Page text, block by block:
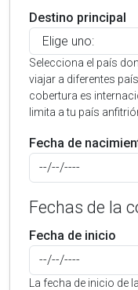
Destino principal
Selecciona el país
viajar a diferentes
cobertura es
limita a tu país
Fecha de
Fechas de la
Fecha de inicio
La fecha de inicio de